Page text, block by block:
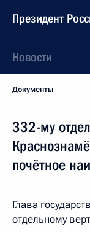
Президент
Новости
Документы
332-му
почётное
Глава
отдельному